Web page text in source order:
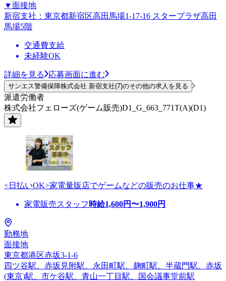
▼面接地
新宿支社：東京都新宿区高田馬場1-17-16 スタープラザ高田
馬場5階
交通費支給
未経験OK
詳細を見る 応募画面に進む
サンエス警備保障株式会社 新宿支社(7)のその他の求人を見る
派遣労働者
株式会社フェローズ(ゲーム販売)D1_G_663_771T(A)(D1)
<日払いOK>家電量販店でゲームなどの販売のお仕事★
家電販売スタッフ 時給1,600円〜1,900円
勤務地
面接地
東京都港区赤坂3-1-6
四ツ谷駅、赤坂見附駅、永田町駅、麹町駅、半蔵門駅、赤坂
(東京)駅、市ケ谷駅、青山一丁目駅、国会議事堂前駅